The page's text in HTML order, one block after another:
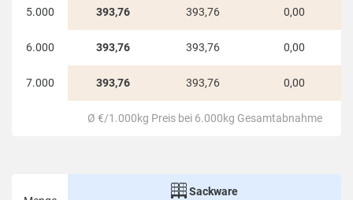
Mit unserem Preisrechner lassen sich durch die
Eingabe der Postleitzahl (z.B. 84435) und der
Menge auch genaue Preise für abweichende
Kilogramm.
€ pro 1.000 kg. Das sind -12,65 € pro 1.000 kg
5.000 393,76 393,76 0,00
6.000 393,76 393,76 0,00
7.000 393,76 393,76 0,00
Ø €/1.000kg Preis bei 6.000kg Gesamtabnahme
Sackware